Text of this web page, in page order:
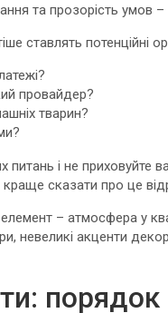
та прозорість умов
ставлять потенційні
провайдер?
тварин?
питань і не
сказати про це
– атмосфера у
невеликі акценти
порядок